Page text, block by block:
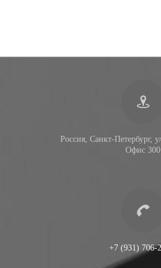
Россия, Санкт-Петербург,
Офис 300
+7 (931) 706-